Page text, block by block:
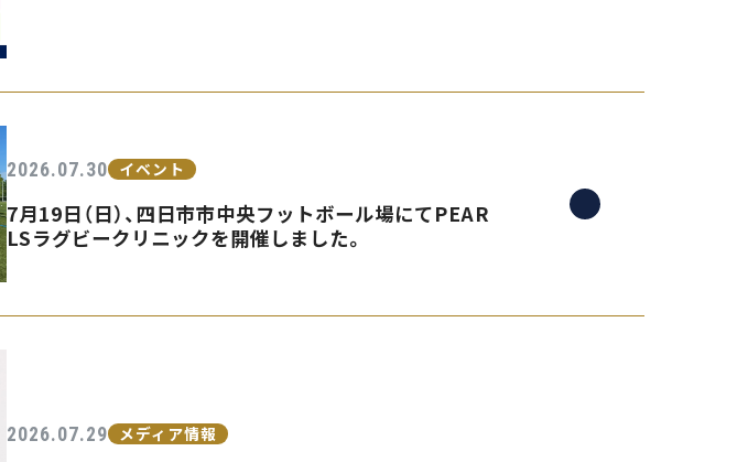
2026.07.30 イベント
7月19日（日）、四日市市中央フットボール場にてPEAR
LSラグビークリニックを開催しました。
2026.07.29 メディア情報